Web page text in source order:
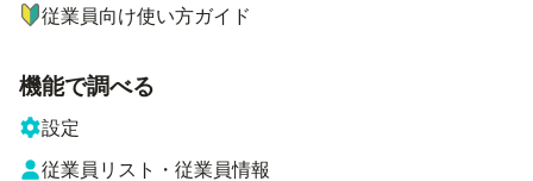
従業員向け使い方ガイド
機能で調べる
設定
従業員リスト・従業員情報